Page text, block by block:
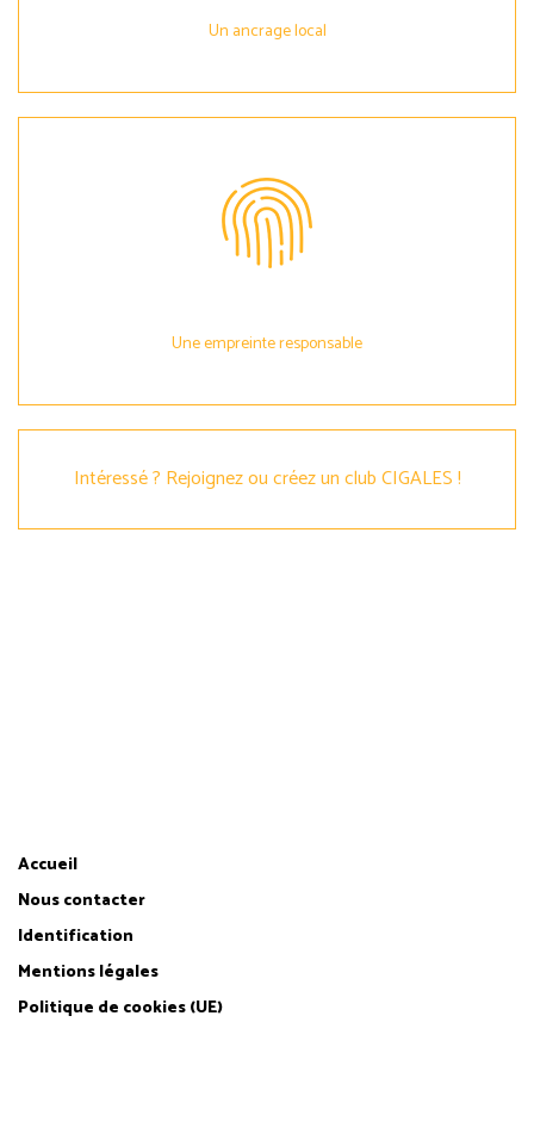
Un ancrage local
Une empreinte responsable
Intéressé ? Rejoignez ou créez un club CIGALES !
Accueil
Nous contacter
Identification
Mentions légales
Politique de cookies (UE)